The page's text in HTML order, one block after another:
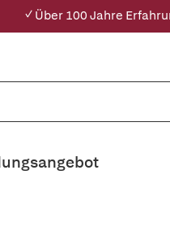
✓ Über 100 Jahre